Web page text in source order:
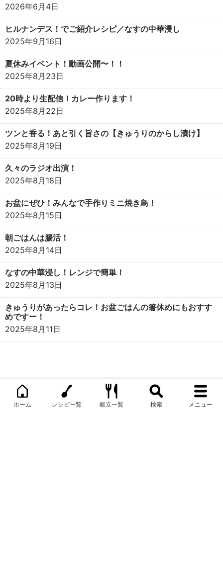
2026年6月4日
ヒルナンデス！でご紹介レシピ／なすの中華浸し
2025年9月16日
夏休みイベント！動画公開〜！！
2025年8月23日
20時より生配信！カレー作ります！
2025年8月22日
ツンと香る！あと引く旨さの【きゅうりのからし漬け】
2025年8月19日
久々のラジオ出演！
2025年8月18日
お盆にぜひ！みんなで手作りミニ焼き鳥！
2025年8月15日
朝ごはんは腸活！
2025年8月14日
なすの中華浸し！レンジで簡単！
2025年8月13日
きゅうりがあったらコレ！お盆ごはんの箸休めにもおすす
めですー！
2025年8月11日
© 2026 Food Style & Design .Inc
ホーム レシピ一覧 献立一覧 検索 メニュー